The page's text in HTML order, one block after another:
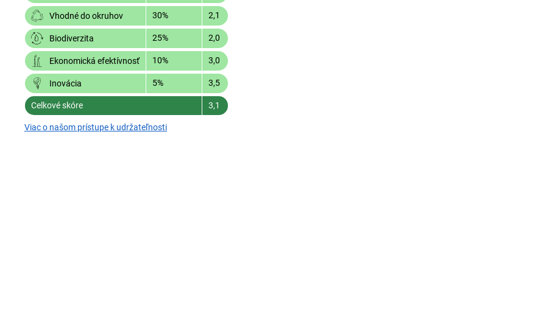
Vhodné do okruhov 30% 2,1
Biodiverzita 25% 2,0
Ekonomická efektívnosť 10% 3,0
Inovácia 5% 3,5
Celkové skóre 3,1
Viac o našom prístupe k udržateľnosti